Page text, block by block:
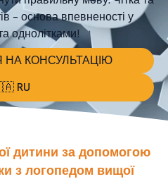
– основа впевненості у
однолітками!
НА КОНСУЛЬТАЦІЮ
RU
дитини за допомогою
з логопедом вищої